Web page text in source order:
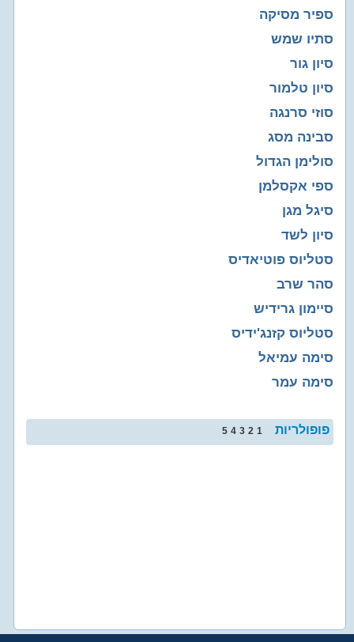
ספיר מסיקה
סתיו שמש
סיון גור
סיון טלמור
סוזי סרנגה
סבינה מסג
סולימן הגדול
ספי אקסלמן
סיגל מגן
סיון לשד
סטליוס פוטיאדיס
סהר שרב
סיימון גרידיש
סטליוס קזנג'ידיס
סימה עמיאל
סימה עמר
5 4 3 2 1 פופולריות